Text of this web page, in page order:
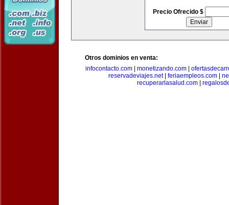
Precio Ofrecido $
Otros dominios en venta:
infocontacto.com
monetizando.com
reservadeviajes.net| feriaempleos.com
recuperarlasalud.com